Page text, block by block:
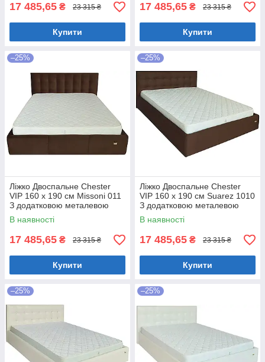
17 485,65 ₴ 23 315 ₴
Купити
17 485,65 ₴ 23 315 ₴
Купити
–25%
Ліжко Двоспальне Chester
VIP 160 х 190 см Missoni 011
З додатковою металевою
цільнозварною рамою
Темно-коричневий
В наявності
17 485,65 ₴ 23 315 ₴
Купити
–25%
Ліжко Двоспальне Chester
VIP 160 х 190 см Suarez 1010
З додатковою металевою
цільнозварною рамою
Коричневий
В наявності
17 485,65 ₴ 23 315 ₴
Купити
–25% –25%